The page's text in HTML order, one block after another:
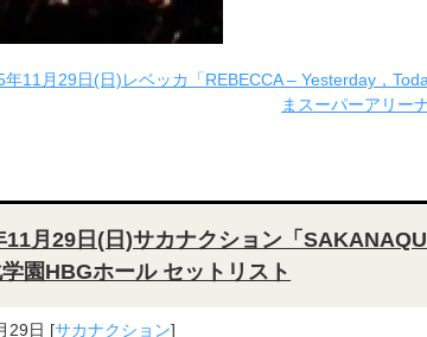
年11月29日(日)レベッカ「REBECCA – Yesterday，
まスーパーアリー
11月29日(日)サカナクション「
園HBGホール セットリスト
29日 [サカナクション]